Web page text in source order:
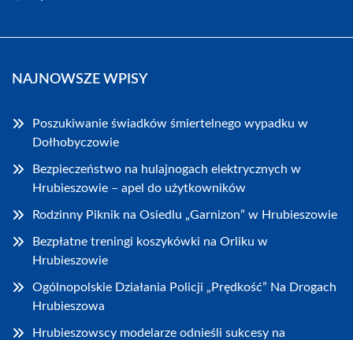
NAJNOWSZE WPISY
Poszukiwanie świadków śmiertelnego wypadku w
Dołhobyczowie
Bezpieczeństwo na hulajnogach elektrycznych w
Hrubieszowie – apel do użytkowników
Rodzinny Piknik na Osiedlu „Garnizon” w Hrubieszowie
Bezpłatne treningi koszykówki na Orliku w
Hrubieszowie
Ogólnopolskie Działania Policji „Prędkość” Na Drogach
Hrubieszowa
Hrubieszowscy modelarze odnieśli sukcesy na